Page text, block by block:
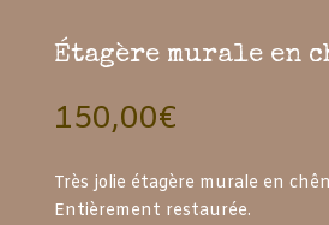
Étagère murale en
150,00€
Très jolie étagère murale en
Entièrement restaurée.